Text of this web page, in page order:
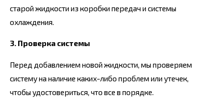
старой жидкости из коробки передач и системы
охлаждения.
3. Проверка системы
Перед добавлением новой жидкости, мы проверяем
систему на наличие каких-либо проблем или утечек,
чтобы удостовериться, что все в порядке.